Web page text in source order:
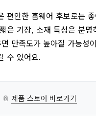
편안한 홈웨어 후보로는
은 기장, 소재 특성은 분명
만족도가 높아질 가능성
수 있어요.
📎 제품 스토어 바로가기